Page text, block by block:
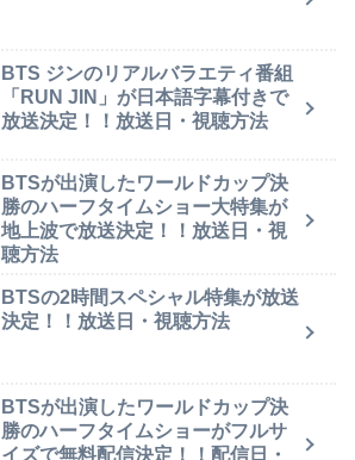
BTS ジンのリアルバラエティ番組
「RUN JIN」が日本語字幕付きで
放送決定！！放送日・視聴方法
BTSが出演したワールドカップ決
勝のハーフタイムショー大特集が
地上波で放送決定！！放送日・視
聴方法
BTSの2時間スペシャル特集が放送
決定！！放送日・視聴方法
BTSが出演したワールドカップ決
勝のハーフタイムショーがフルサ
イズで無料配信決定！！配信日・